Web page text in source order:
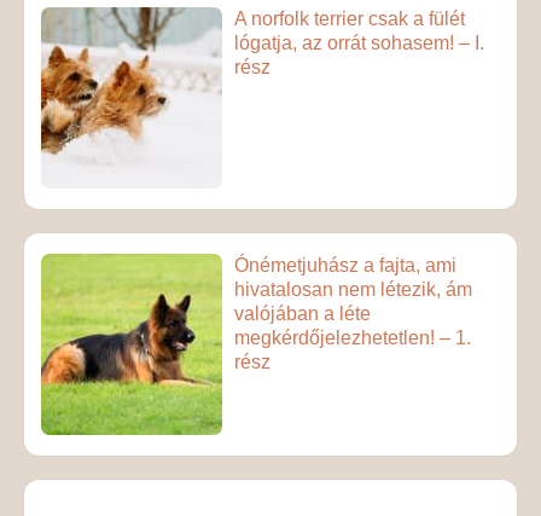
A norfolk terrier csak a fülét
lógatja, az orrát sohasem! – I.
rész
Ónémetjuhász a fajta, ami
hivatalosan nem létezik, ám
valójában a léte
megkérdőjelezhetetlen! – 1.
rész